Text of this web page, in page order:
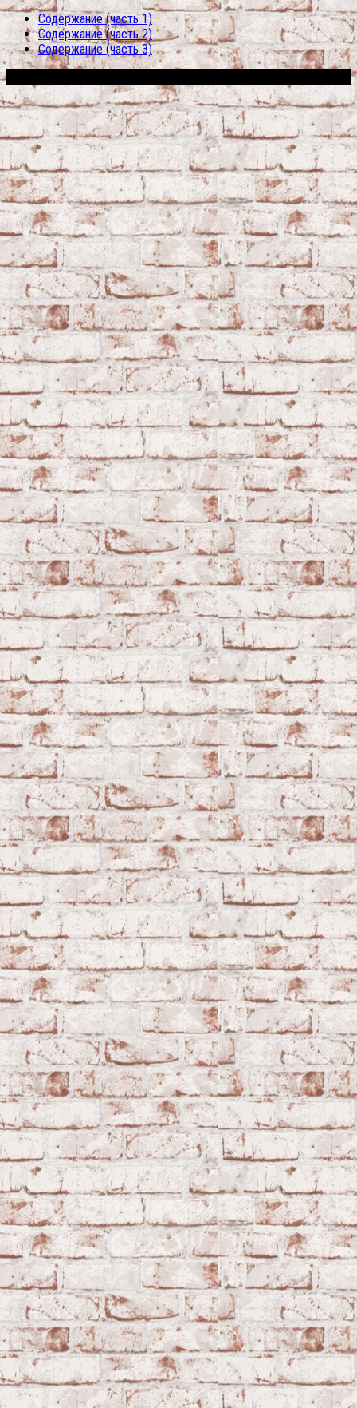
Содержание (часть 1)
Содержание (часть 2)
Содержание (часть 3)